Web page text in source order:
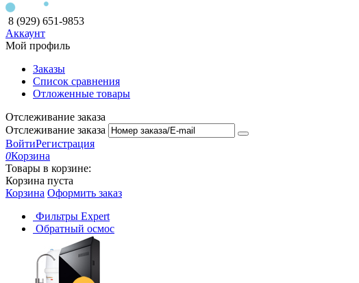
8 (929) 651-9853
Аккаунт
Мой профиль
Заказы
Список сравнения
Отложенные товары
Отслеживание заказа
Отслеживание заказа
ВойтиРегистрация
0Корзина
Товары в корзине:
Корзина пуста
Корзина Оформить заказ
Фильтры Expert
Обратный осмос